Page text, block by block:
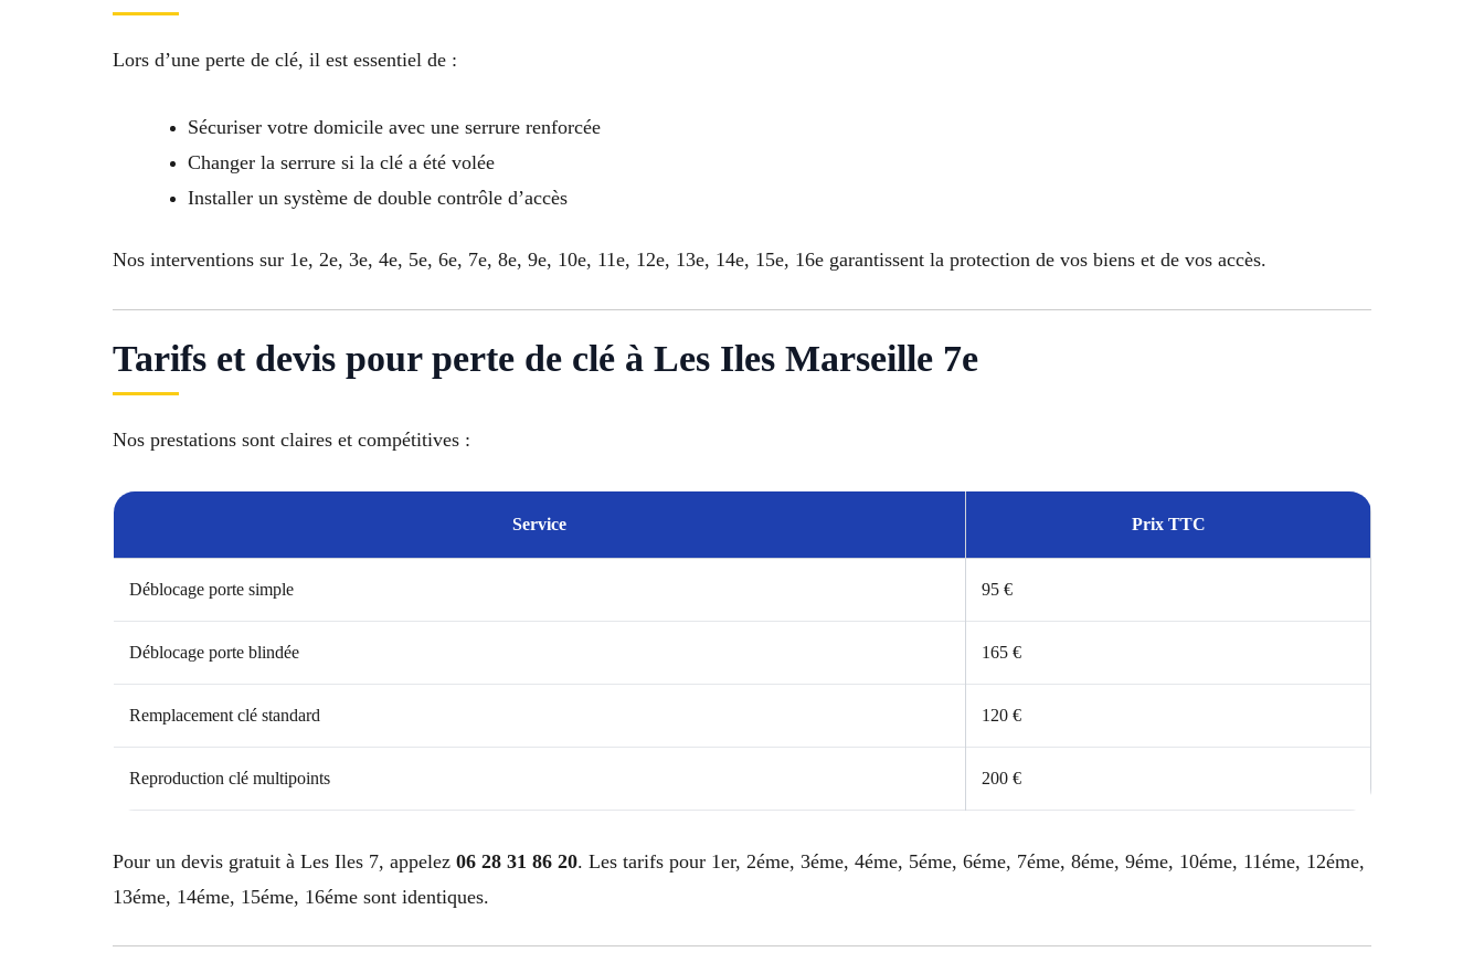
Lors d’une perte de clé, il est essentiel de :
Sécuriser votre domicile avec une serrure renforcée
Changer la serrure si la clé a été volée
Installer un système de double contrôle d’accès
Nos interventions sur 1e, 2e, 3e, 4e, 5e, 6e, 7e, 8e, 9e, 10e, 11e, 12e, 13e, 14e, 15e, 16e garantissent la protection de vos biens et de vos accès.
Tarifs et devis pour perte de clé à Les Iles Marseille 7e
Nos prestations sont claires et compétitives :
Service Prix TTC
Déblocage porte simple 95 €
Déblocage porte blindée 165 €
Remplacement clé standard 120 €
Reproduction clé multipoints 200 €
Pour un devis gratuit à Les Iles 7, appelez 06 28 31 86 20. Les tarifs pour 1er, 2éme, 3éme, 4éme, 5éme, 6éme, 7éme, 8éme, 9éme, 10éme, 11éme, 12éme,
13éme, 14éme, 15éme, 16éme sont identiques.